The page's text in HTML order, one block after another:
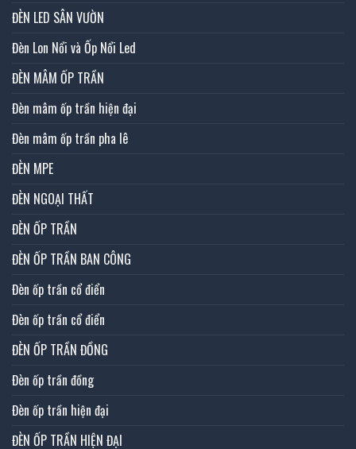
ĐÈN LED SÂN VƯỜN
Đèn Lon Nổi và Ốp Nổi Led
ĐÈN MÂM ỐP TRẦN
Đèn mâm ốp trần hiện đại
Đèn mâm ốp trần pha lê
ĐÈN MPE
ĐÈN NGOẠI THẤT
ĐÈN ỐP TRẦN
ĐÈN ỐP TRẦN BAN CÔNG
Đèn ốp trần cổ điển
Đèn ốp trần cổ điển
ĐÈN ỐP TRẦN ĐỒNG
Đèn ốp trần đồng
Đèn ốp trần hiện đại
ĐÈN ỐP TRẦN HIỆN ĐẠI